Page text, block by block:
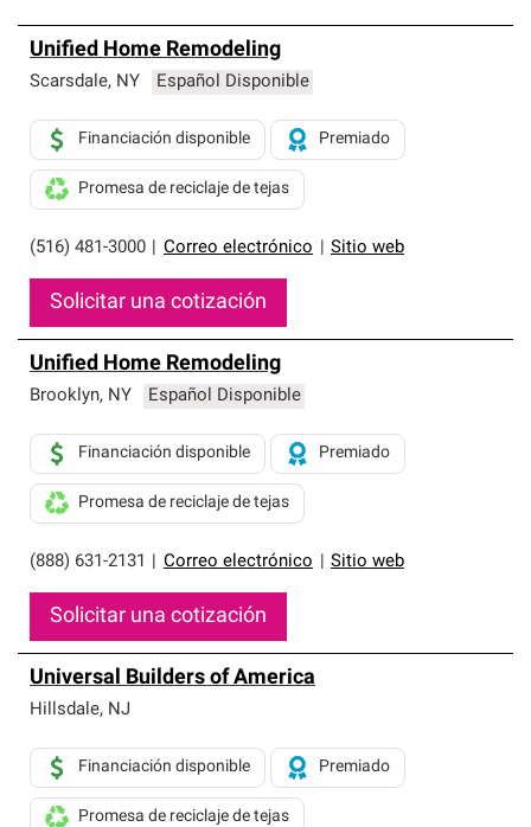
Unified Home Remodeling
Scarsdale, NY Español Disponible
(516) 481-3000 Correo electrónico Sitio web
Financiación disponible Premiado
Promesa de reciclaje de tejas
Solicitar una cotización
Unified Home Remodeling
Brooklyn, NY Español Disponible
(888) 631-2131 Correo electrónico Sitio web
Financiación disponible Premiado
Promesa de reciclaje de tejas
Solicitar una cotización
Universal Builders of America
Hillsdale, NJ
Financiación disponible Premiado
Promesa de reciclaje de tejas